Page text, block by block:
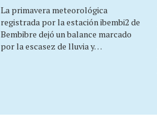
La primavera meteorológica
registrada por la estación ibembi2 de
Bembibre dejó un balance marcado
por la escasez de lluvia y…